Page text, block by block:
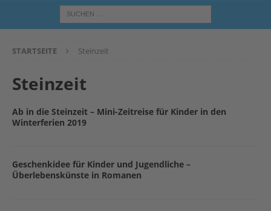
STARTSEITE Steinzeit
Steinzeit
Ab in die Steinzeit – Mini-Zeitreise für Kinder in den
Winterferien 2019
Geschenkidee für Kinder und Jugendliche –
Überlebenskünste in Romanen